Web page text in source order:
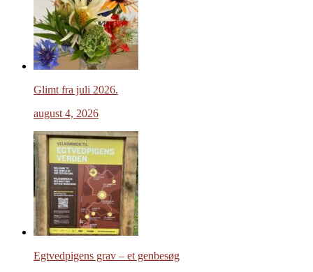
Glimt fra juli 2026.
august 4, 2026
Egtvedpigens grav – et genbesøg